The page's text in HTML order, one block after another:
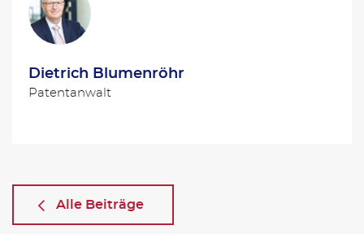
Dietrich Blumenröhr
Patentanwalt
Alle Beiträge